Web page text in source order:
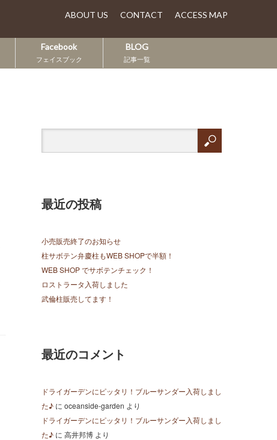
ABOUT US CONTACT ACCESS MAP
Facebook
フェイスブック
BLOG
記事一覧
最近の投稿
小売販売終了のお知らせ
柱サボテン弁慶柱もWEB SHOPで半額！
WEB SHOP でサボテンチェック！
ロストラータ入荷しました
武倫柱販売してます！
最近のコメント
ドライガーデンにピッタリ！ブルーサンダー入荷しまし
た♪ に oceanside-garden より
ドライガーデンにピッタリ！ブルーサンダー入荷しまし
た♪ に 高井邦博 より